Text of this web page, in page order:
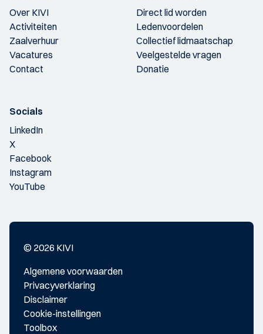
Over KIVI
Activiteiten
Zaalverhuur
Vacatures
Contact
Direct lid worden
Ledenvoordelen
Collectief lidmaatschap
Veelgestelde vragen
Donatie
Socials
LinkedIn
X
Facebook
Instagram
YouTube
© 2026 KIVI
Algemene voorwaarden
Privacyverklaring
Disclaimer
Cookie-instellingen
Toolbox